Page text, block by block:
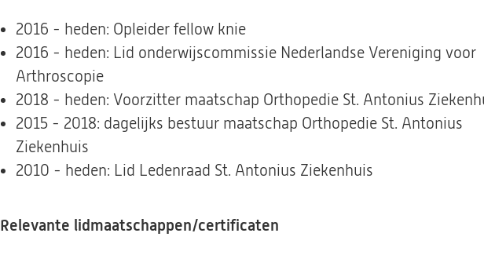
2016 - heden: Opleider fellow knie
2016 - heden: Lid onderwijscommissie Nederlandse Vereniging voor
Arthroscopie
2018 - heden: Voorzitter maatschap Orthopedie St. Antonius
2015 - 2018: dagelijks bestuur maatschap Orthopedie St. Antonius
Ziekenhuis
2010 - heden: Lid Ledenraad St. Antonius Ziekenhuis
Relevante lidmaatschappen/certificaten